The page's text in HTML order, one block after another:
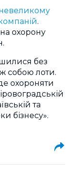
.
охорону
без
собою лоти.
охороняти
та
бізнесу».